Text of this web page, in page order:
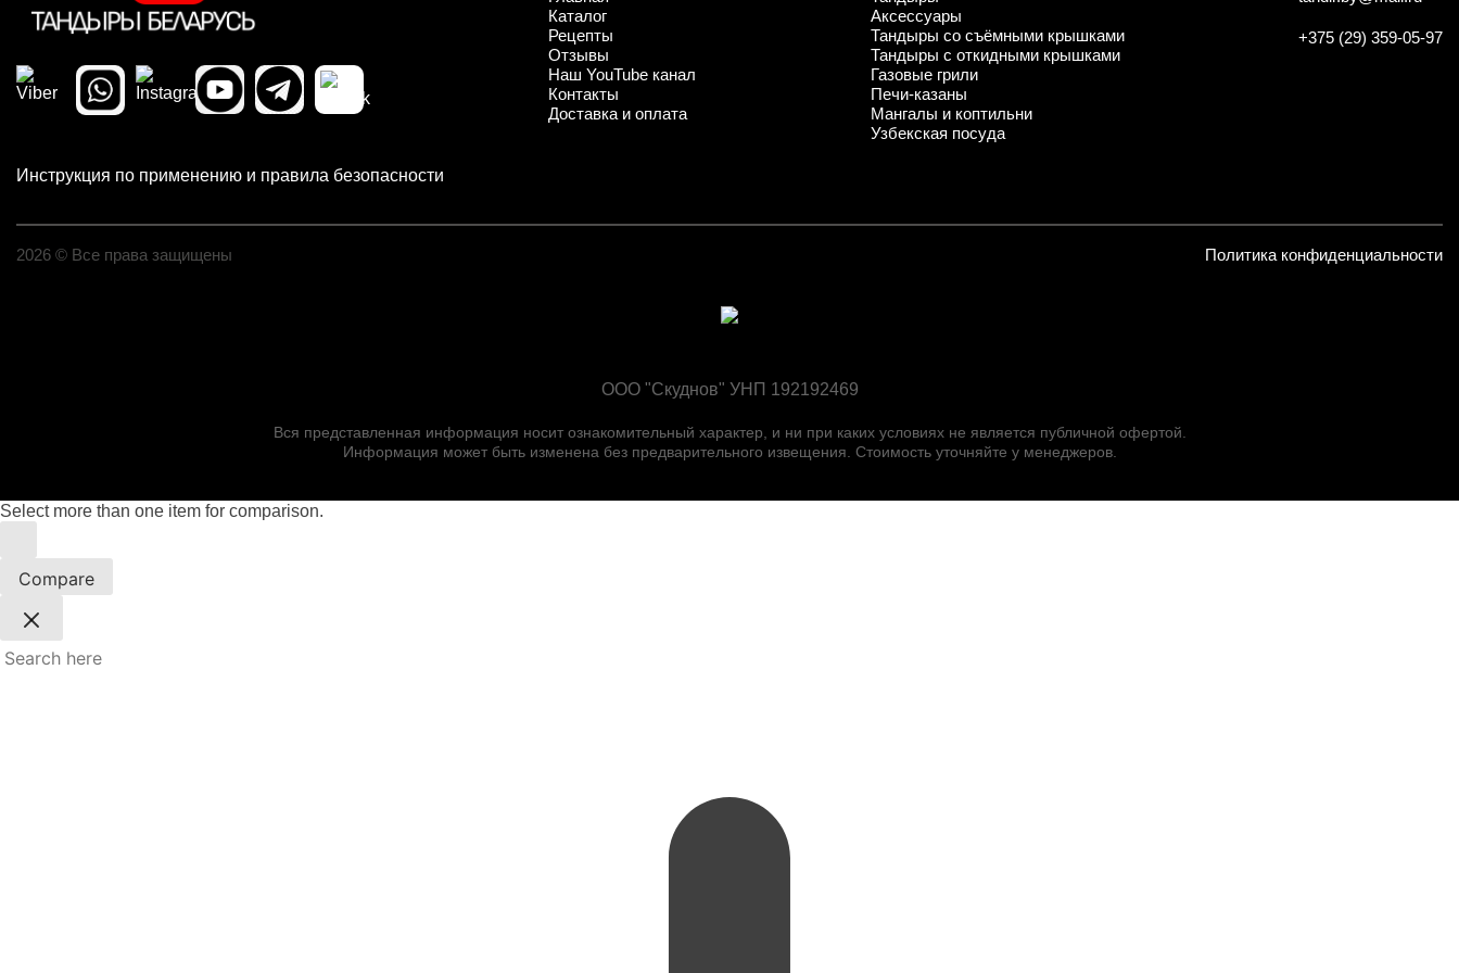
Каталог
Рецепты
Отзывы
Наш YouTube канал
Контакты
Доставка и оплата
Аксессуары
Тандыры со съёмными крышками
Тандыры с откидными крышками
Газовые грили
Печи-казаны
Мангалы и коптильни
Узбекская посуда
+375 (29) 359-05-97
Инструкция по применению и правила безопасности
2026 © Все права защищены Политика конфиденциальности
ООО "Скуднов" УНП 192192469
Вся представленная информация носит ознакомительный характер, и ни при каких условиях не является публичной офертой.
Информация может быть изменена без предварительного извещения. Стоимость уточняйте у менеджеров.
Select more than one item for comparison.
Compare